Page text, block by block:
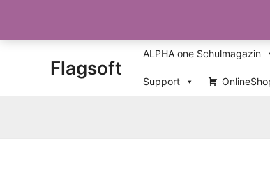
Flagsoft
ALPHA one Schulmagazin
Support